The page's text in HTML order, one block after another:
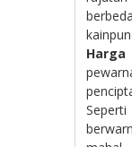
Harga